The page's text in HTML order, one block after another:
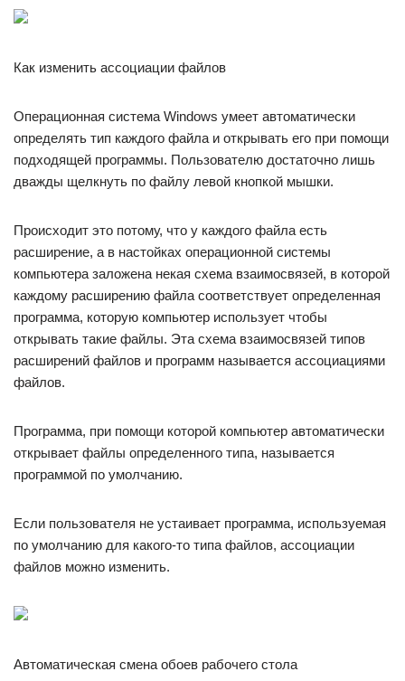
Как изменить ассоциации файлов
Операционная система Windows умеет автоматически
определять тип каждого файла и открывать его при помощи
подходящей программы. Пользователю достаточно лишь
дважды щелкнуть по файлу левой кнопкой мышки.
Происходит это потому, что у каждого файла есть
расширение, а в настойках операционной системы
компьютера заложена некая схема взаимосвязей, в которой
каждому расширению файла соответствует определенная
программа, которую компьютер использует чтобы
открывать такие файлы. Эта схема взаимосвязей типов
расширений файлов и программ называется ассоциациями
файлов.
Программа, при помощи которой компьютер автоматически
открывает файлы определенного типа, называется
программой по умолчанию.
Если пользователя не устаивает программа, используемая
по умолчанию для какого-то типа файлов, ассоциации
файлов можно изменить.
Автоматическая смена обоев рабочего стола